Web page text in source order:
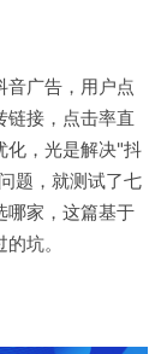
音广告，用户点
链接，点击率直
化，光是解决"抖
题，就测试了七
哪家，这篇基于
坑。